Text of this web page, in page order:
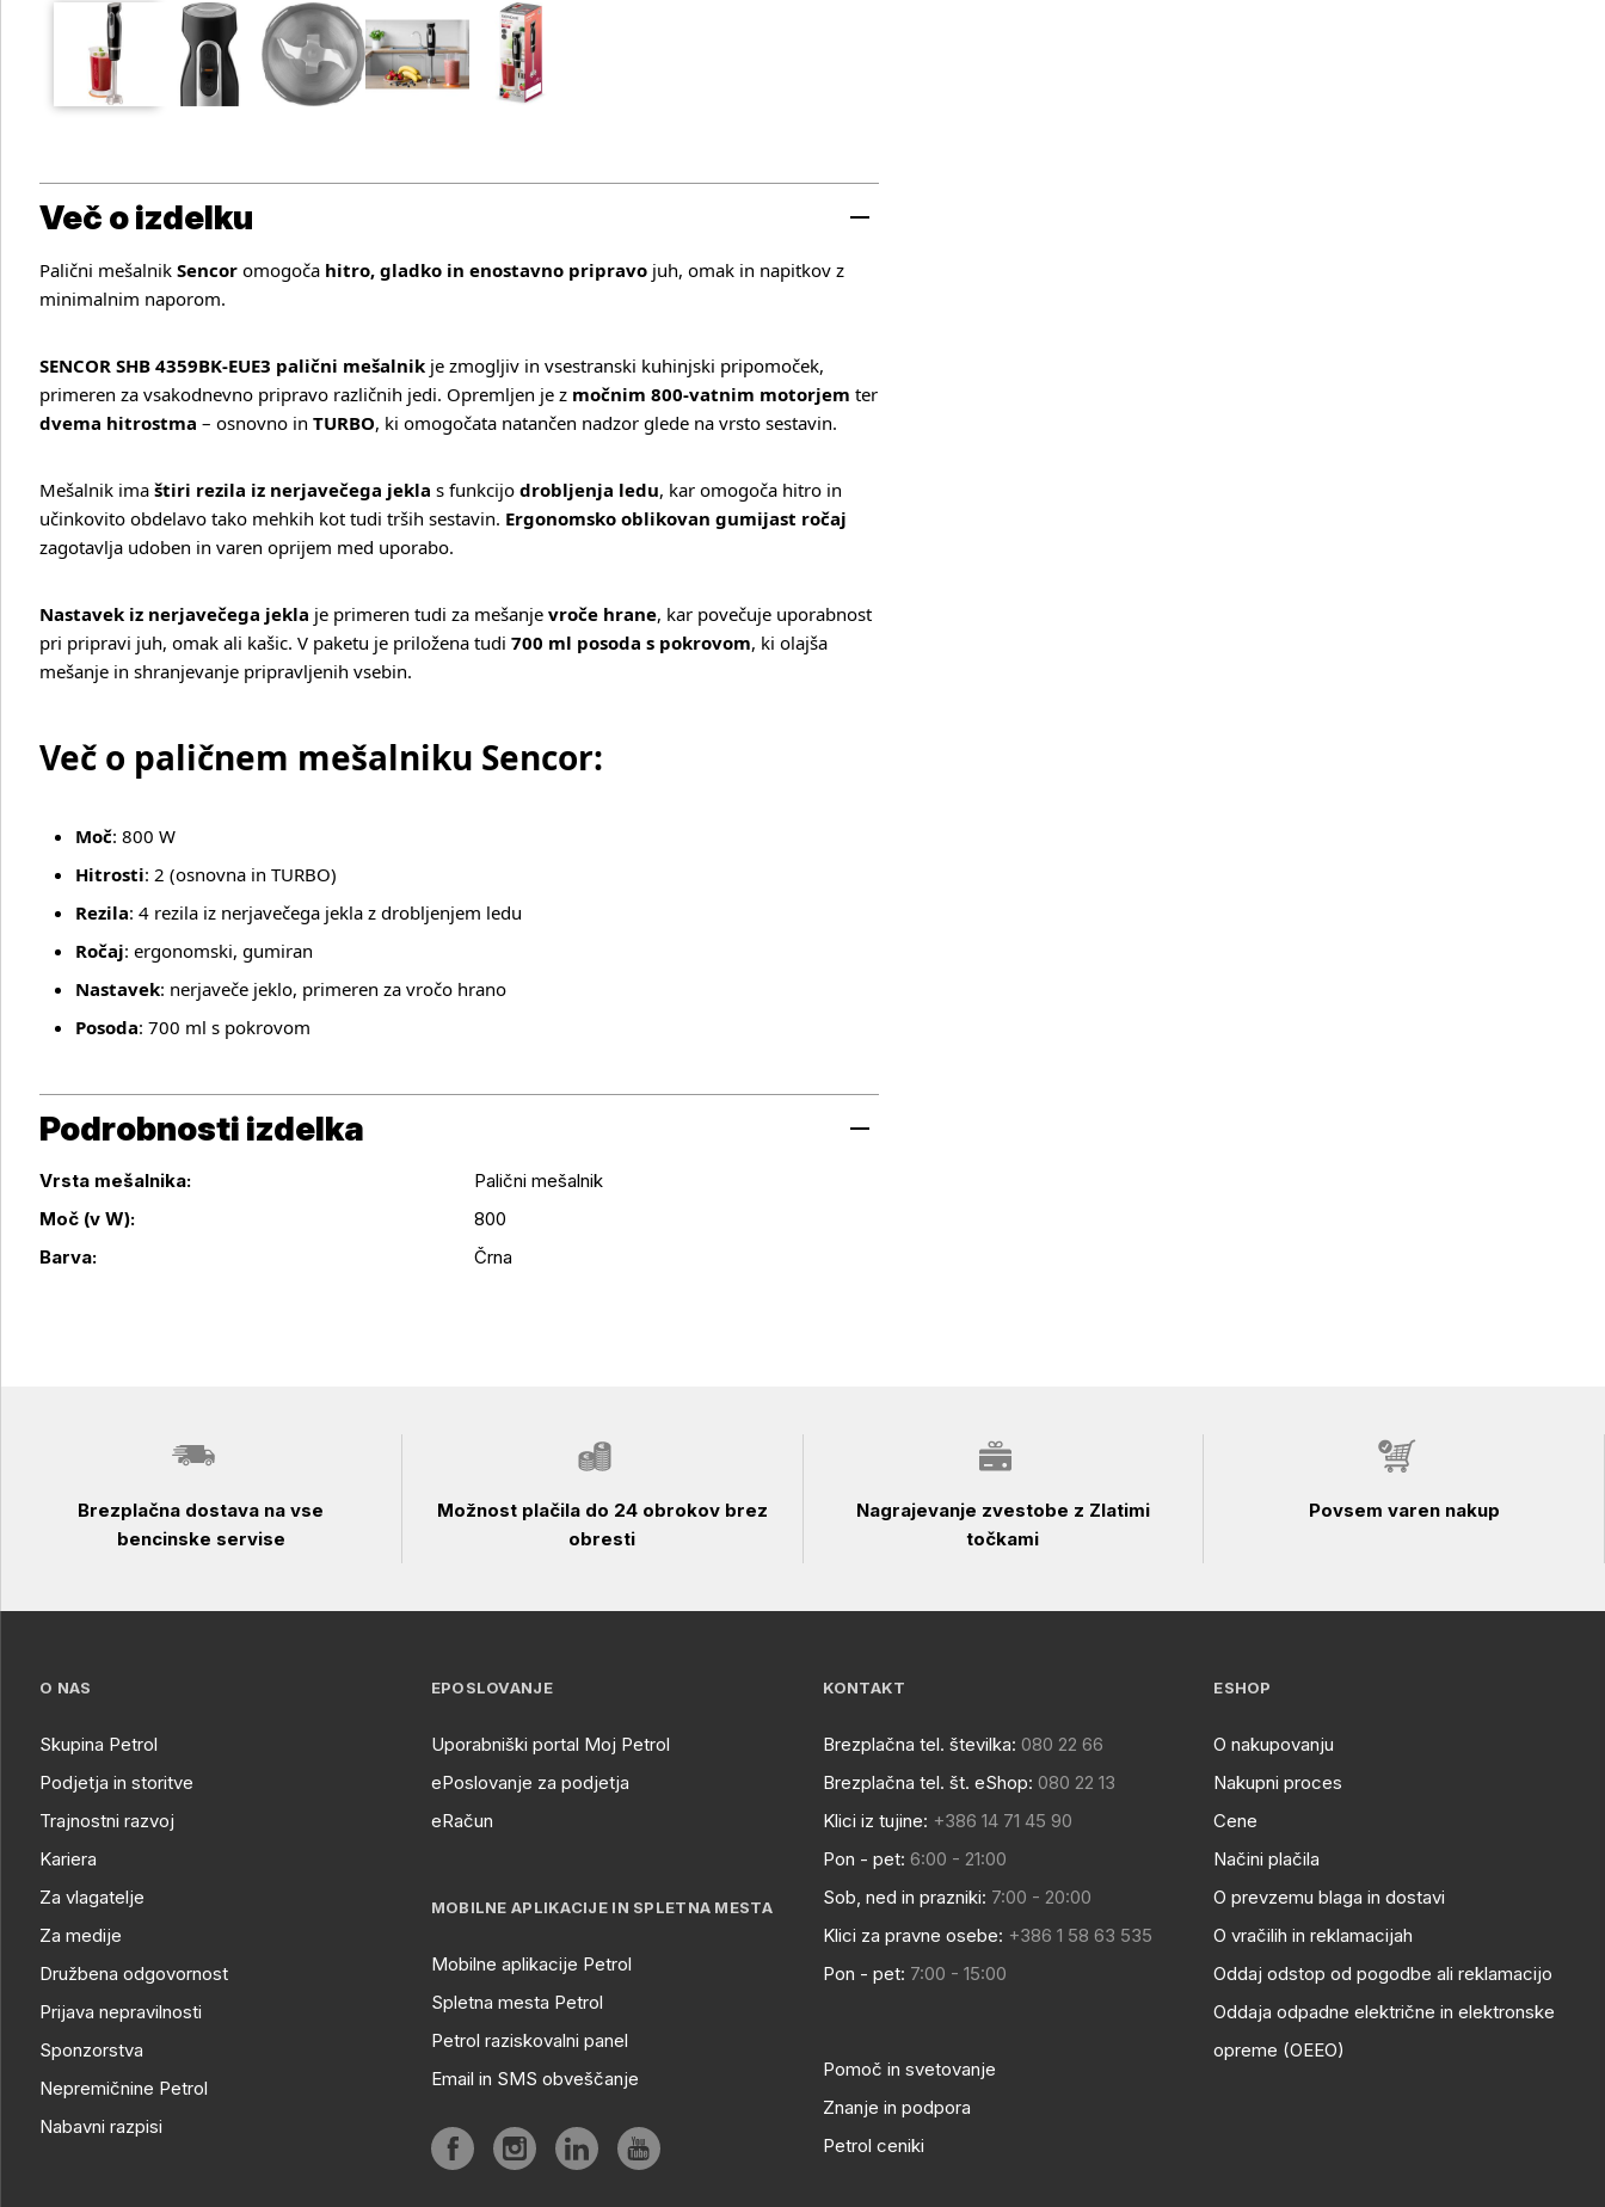
Več o izdelku
Več o izdelku
Palični mešalnik Sencor omogoča hitro, gladko in enostavno pripravo juh, omak in napitkov z
minimalnim naporom.
SENCOR SHB 4359BK‑EUE3 palični mešalnik je zmogljiv in vsestranski kuhinjski pripomoček,
primeren za vsakodnevno pripravo različnih jedi. Opremljen je z močnim 800‑vatnim motorjem ter
dvema hitrostma – osnovno in TURBO, ki omogočata natančen nadzor glede na vrsto sestavin.
Mešalnik ima štiri rezila iz nerjavečega jekla s funkcijo drobljenja ledu, kar omogoča hitro in
učinkovito obdelavo tako mehkih kot tudi trših sestavin. Ergonomsko oblikovan gumijast ročaj
zagotavlja udoben in varen oprijem med uporabo.
Nastavek iz nerjavečega jekla je primeren tudi za mešanje vroče hrane, kar povečuje uporabnost
pri pripravi juh, omak ali kašic. V paketu je priložena tudi 700 ml posoda s pokrovom, ki olajša
mešanje in shranjevanje pripravljenih vsebin.
Več o paličnem mešalniku Sencor:
Moč: 800 W
Hitrosti: 2 (osnovna in TURBO)
Rezila: 4 rezila iz nerjavečega jekla z drobljenjem ledu
Ročaj: ergonomski, gumiran
Nastavek: nerjaveče jeklo, primeren za vročo hrano
Posoda: 700 ml s pokrovom
Podrobnosti izdelka
Podrobnosti izdelka
Vrsta mešalnika:
Palični mešalnik
Moč (v W):
800
Barva:
Črna
Brezplačna dostava na vse
bencinske servise
Možnost plačila do 24 obrokov brez
obresti
Nagrajevanje zvestobe z Zlatimi
točkami
Povsem varen nakup
O NAS
Skupina Petrol
Podjetja in storitve
Trajnostni razvoj
Kariera
Za vlagatelje
Za medije
Družbena odgovornost
Prijava nepravilnosti
Sponzorstva
Nepremičnine Petrol
Nabavni razpisi
EPOSLOVANJE
Uporabniški portal Moj Petrol
ePoslovanje za podjetja
eRačun
MOBILNE APLIKACIJE IN SPLETNA MESTA
Mobilne aplikacije Petrol
Spletna mesta Petrol
Petrol raziskovalni panel
Email in SMS obveščanje
KONTAKT
Brezplačna tel. številka: 080 22 66
Brezplačna tel. št. eShop: 080 22 13
Klici iz tujine: +386 14 71 45 90
Pon - pet: 6:00 - 21:00
Sob, ned in prazniki: 7:00 - 20:00
Klici za pravne osebe: +386 1 58 63 535
Pon - pet: 7:00 - 15:00
Pomoč in svetovanje
Znanje in podpora
Petrol ceniki
ESHOP
O nakupovanju
Nakupni proces
Cene
Načini plačila
O prevzemu blaga in dostavi
O vračilih in reklamacijah
Oddaj odstop od pogodbe ali reklamacijo
Oddaja odpadne električne in elektronske
opreme (OEEO)